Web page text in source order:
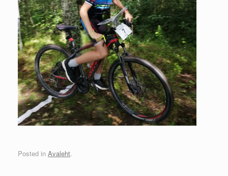
Posted in Avaleht.